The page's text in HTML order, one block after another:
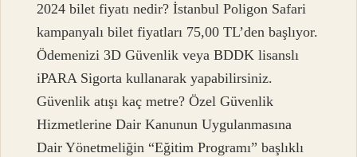
2024 bilet fiyatı nedir? İstanbul Poligon Safari
kampanyalı bilet fiyatları 75,00 TL’den başlıyor.
Ödemenizi 3D Güvenlik veya BDDK lisanslı
iPARA Sigorta kullanarak yapabilirsiniz.
Güvenlik atışı kaç metre? Özel Güvenlik
Hizmetlerine Dair Kanunun Uygulanmasına
Dair Yönetmeliğin “Eğitim Programı” başlıklı